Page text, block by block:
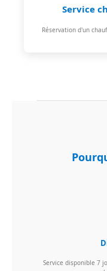
Service
Réservation d'un
Service disponible 7